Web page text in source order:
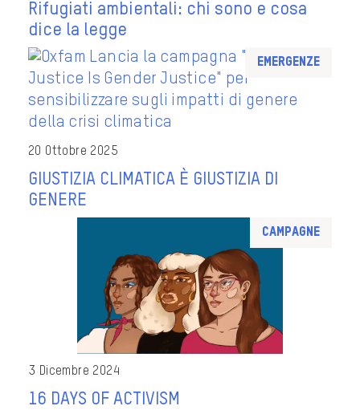
Rifugiati ambientali: chi sono e cosa
dice la legge
Emergenze
20 Ottobre 2025
GIUSTIZIA CLIMATICA È GIUSTIZIA DI
GENERE
Campagne
3 Dicembre 2024
16 DAYS OF ACTIVISM